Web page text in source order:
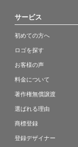
サービス
初めての方へ
ロゴを探す
お客様の声
料金について
著作権無償譲渡
選ばれる理由
商標登録
登録デザイナー